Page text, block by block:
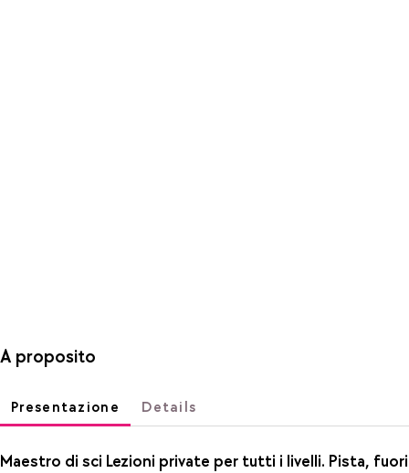
A proposito
Presentazione Details
Maestro di sci Lezioni private per tutti i livelli. Pista, fuori